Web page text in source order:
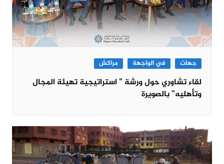
جهات في الواجهة مراكش
لقاء تشاوري حول ورشة ” استراتيجية تهيئة المجال
وتأهليه” بالصويرة